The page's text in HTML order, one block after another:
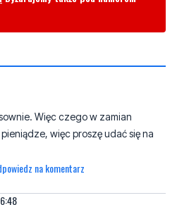
Więc czego w zamian
na komentarz
pieniądze bezinteresownie?